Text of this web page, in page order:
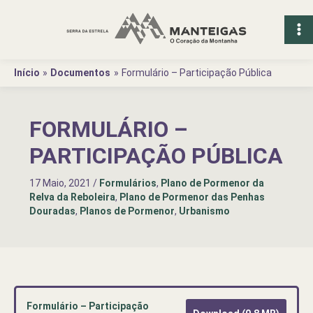
Início
Documentos Formulário – Participação Pública
FORMULÁRIO –
PARTICIPAÇÃO PÚBLICA
17 Maio, 2021 / Formulários, Plano de Pormenor da
Relva da Reboleira, Plano de Pormenor das Penhas
Douradas, Planos de Pormenor, Urbanismo
Formulário – Participação